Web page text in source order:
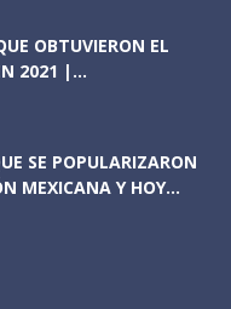
OBTUVIERON EL
2021 |...
SE POPULARIZARON
MEXICANA Y HOY...